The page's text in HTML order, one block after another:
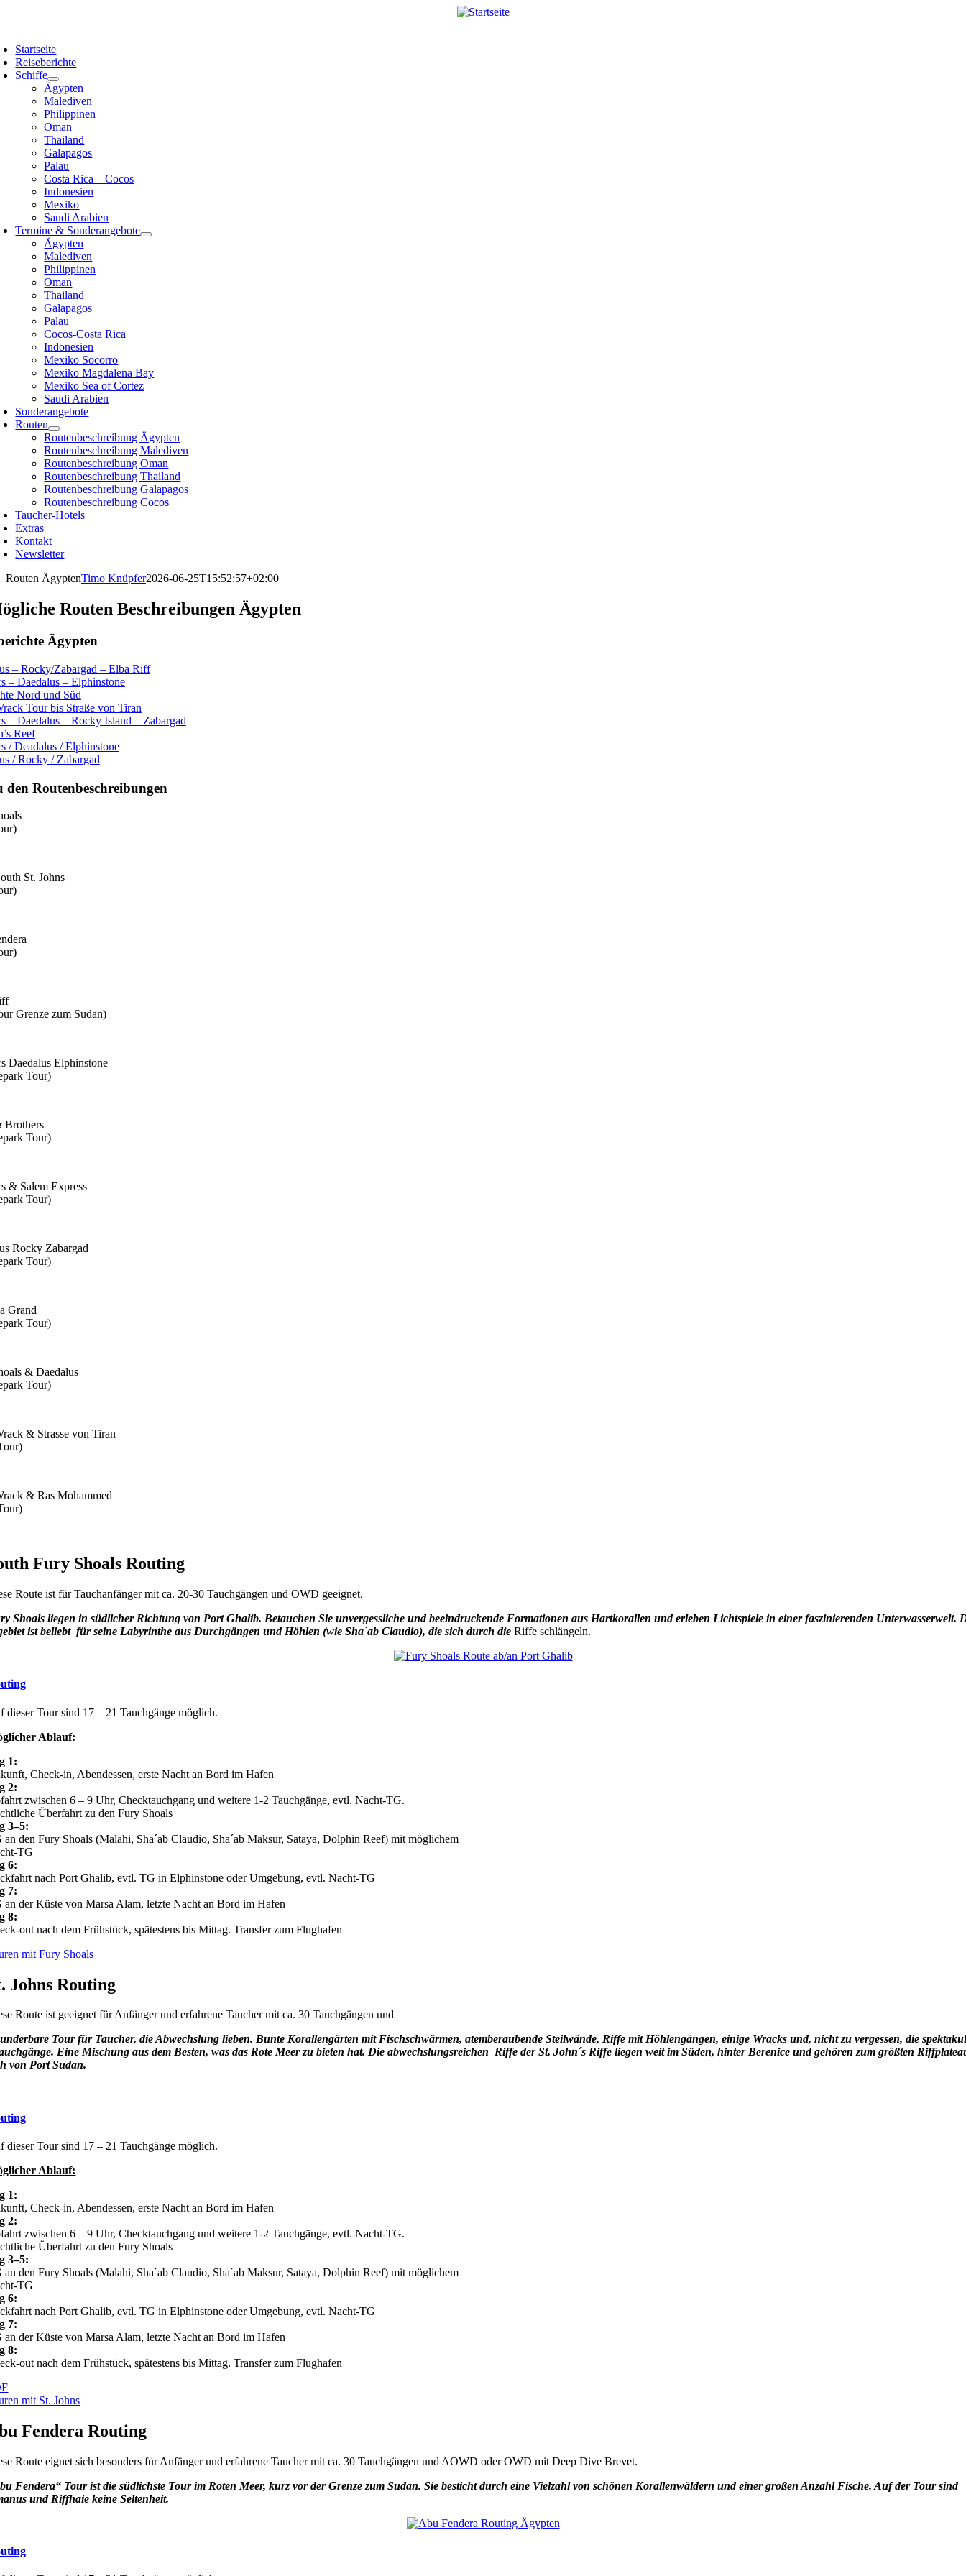
Startseite
Reiseberichte
Schiffe
Ägypten
Malediven
Philippinen
Oman
Thailand
Galapagos
Palau
Costa Rica – Cocos
Indonesien
Mexiko
Saudi Arabien
Termine & Sonderangebote
Ägypten
Malediven
Philippinen
Oman
Thailand
Galapagos
Palau
Cocos-Costa Rica
Indonesien
Mexiko Socorro
Mexiko Magdalena Bay
Mexiko Sea of Cortez
Saudi Arabien
Sonderangebote
Routen
Routenbeschreibung Ägypten
Routenbeschreibung Malediven
Routenbeschreibung Oman
Routenbeschreibung Thailand
Routenbeschreibung Galapagos
Routenbeschreibung Cocos
Taucher-Hotels
Extras
Kontakt
Newsletter
Routen ÄgyptenTimo Knüpfer2026-06-25T15:52:57+02:00
Routen Beschreibungen Ägypten
Ägypten
– Rocky/Zabargad – Elba Riff
– Daedalus – Elphinstone
Nord und Süd
Tour bis Straße von Tiran
– Daedalus – Rocky Island – Zabargad
Reef
/ Deadalus / Elphinstone
/ Rocky / Zabargad
den Routenbeschreibungen
St. Johns
Grenze zum Sudan)
Daedalus Elphinstone
Tour)
Brothers
Tour)
& Salem Express
Tour)
Rocky Zabargad
Tour)
Grand
Tour)
& Daedalus
Tour)
& Strasse von Tiran
& Ras Mohammed
Fury Shoals Routing
Route ist für Tauchanfänger mit ca. 20-30 Tauchgängen und OWD geeignet.
Shoals liegen in südlicher Richtung von Port Ghalib. Betauchen Sie unvergessliche und beeindruckende Formationen aus Hartkorallen und erleben Lichtspiele in einer faszinierenden Unterwasserwelt.
ist beliebt für seine Labyrinthe aus Durchgängen und Höhlen (wie Sha`ab Claudio), die sich durch die Riffe schlängeln.
dieser Tour sind 17 – 21 Tauchgänge möglich.
Ablauf:
1:
Check-in, Abendessen, erste Nacht an Bord im Hafen
2:
zwischen 6 – 9 Uhr, Checktauchgang und weitere 1-2 Tauchgänge, evtl. Nacht-TG.
Überfahrt zu den Fury Shoals
3–5:
an den Fury Shoals (Malahi, Sha´ab Claudio, Sha´ab Maksur, Sataya, Dolphin Reef) mit möglichem
TG
6:
nach Port Ghalib, evtl. TG in Elphinstone oder Umgebung, evtl. Nacht-TG
7:
an der Küste von Marsa Alam, letzte Nacht an Bord im Hafen
8:
out nach dem Frühstück, spätestens bis Mittag. Transfer zum Flughafen
mit Fury Shoals
Johns Routing
Route ist geeignet für Anfänger und erfahrene Taucher mit ca. 30 Tauchgängen und
Tour für Taucher, die Abwechslung lieben. Bunte Korallengärten mit Fischschwärmen, atemberaubende Steilwände, Riffe mit Höhlengängen, einige Wracks und, nicht zu vergessen, die
Eine Mischung aus dem Besten, was das Rote Meer zu bieten hat. Die abwechslungsreichen Riffe der St. John´s Riffe liegen weit im Süden, hinter Berenice und gehören zum größten
von Port Sudan.
dieser Tour sind 17 – 21 Tauchgänge möglich.
Ablauf:
1:
Check-in, Abendessen, erste Nacht an Bord im Hafen
2:
zwischen 6 – 9 Uhr, Checktauchgang und weitere 1-2 Tauchgänge, evtl. Nacht-TG.
Überfahrt zu den Fury Shoals
3–5:
an den Fury Shoals (Malahi, Sha´ab Claudio, Sha´ab Maksur, Sataya, Dolphin Reef) mit möglichem
TG
6:
nach Port Ghalib, evtl. TG in Elphinstone oder Umgebung, evtl. Nacht-TG
7:
an der Küste von Marsa Alam, letzte Nacht an Bord im Hafen
8:
out nach dem Frühstück, spätestens bis Mittag. Transfer zum Flughafen
mit St. Johns
Fendera Routing
Route eignet sich besonders für Anfänger und erfahrene Taucher mit ca. 30 Tauchgängen und AOWD oder OWD mit Deep Dive Brevet.
Fendera“ Tour ist die südlichste Tour im Roten Meer, kurz vor der Grenze zum Sudan. Sie besticht durch eine Vielzahl von schönen Korallenwäldern und einer großen Anzahl Fische. Auf der Tour sind
und Riffhaie keine Seltenheit.